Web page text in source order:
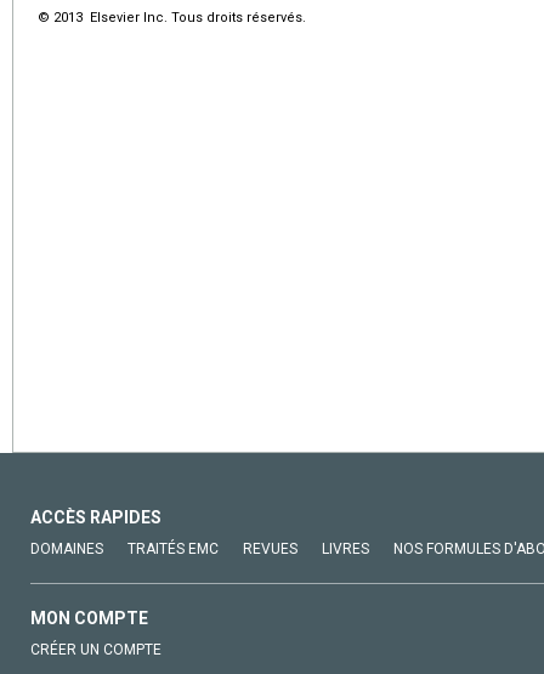
© 2013 Elsevier Inc. Tous droits réservés.
ACCÈS RAPIDES
DOMAINES TRAITÉS EMC REVUES LIVRES NOS FORMULES
MON COMPTE
CRÉER UN COMPTE